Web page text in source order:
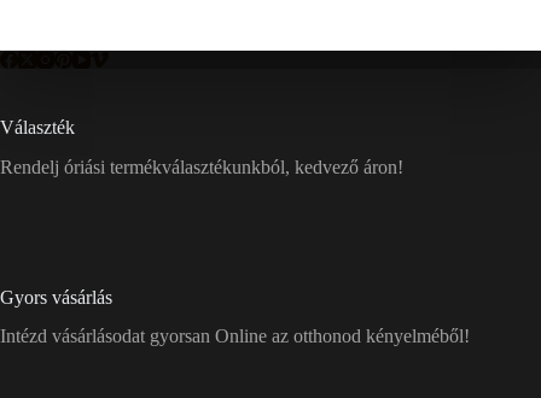
Választék
Rendelj óriási termékválasztékunkból, kedvező áron!
Gyors vásárlás
Intézd vásárlásodat gyorsan Online az otthonod kényelméből!